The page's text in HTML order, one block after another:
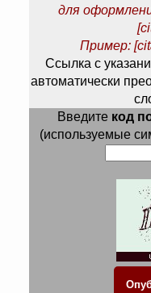
для
Пример:
Ссылка с
автоматически
Введите код
(используемые